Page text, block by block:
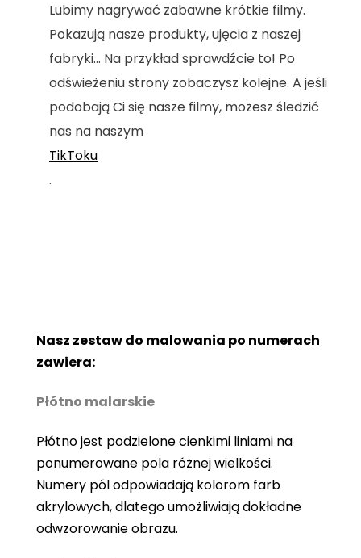
Lubimy nagrywać zabawne krótkie filmy.
Pokazują nasze produkty, ujęcia z naszej
fabryki... Na przykład sprawdźcie to! Po
odświeżeniu strony zobaczysz kolejne. A jeśli
podobają Ci się nasze filmy, możesz śledzić
nas na naszym
TikToku
.
Nasz zestaw do malowania po numerach
zawiera:
Płótno malarskie
Płótno jest podzielone cienkimi liniami na
ponumerowane pola różnej wielkości.
Numery pól odpowiadają kolorom farb
akrylowych, dlatego umożliwiają dokładne
odwzorowanie obrazu.